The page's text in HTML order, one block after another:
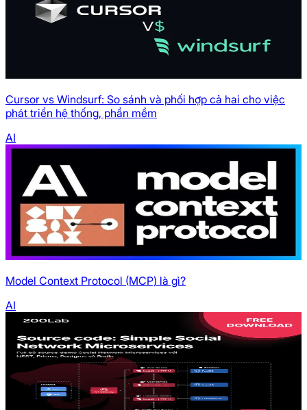
Cursor vs Windsurf: So sánh và phối hợp cả hai cho việc
phát triển hệ thống, phần mềm
AI
Model Context Protocol (MCP) là gì?
AI